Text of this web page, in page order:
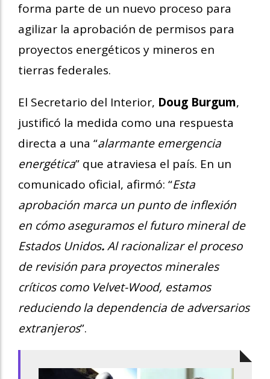
forma parte de un nuevo proceso para
agilizar la aprobación de permisos para
proyectos energéticos y mineros en
tierras federales.
El Secretario del Interior, Doug Burgum,
justificó la medida como una respuesta
directa a una “alarmante emergencia
energética” que atraviesa el país. En un
comunicado oficial, afirmó: “Esta
aprobación marca un punto de inflexión
en cómo aseguramos el futuro mineral de
Estados Unidos.Al racionalizar el proceso
de revisión para proyectos minerales
críticos como Velvet-Wood, estamos
reduciendo la dependencia de adversarios
extranjeros”.